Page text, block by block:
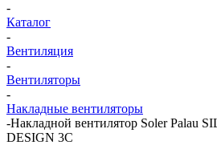
-
Каталог
-
Вентиляция
-
Вентиляторы
-
Накладные вентиляторы
-Накладной вентилятор Soler Palau
DESIGN 3C